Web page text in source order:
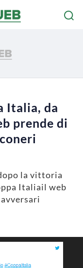
Italia, da
prende di
la vittoria
Italiail web